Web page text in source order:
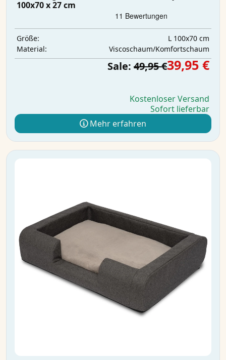
100x70 x 27 cm
Größe:
L 100x70 cm
Material:
Viscoschaum/Komfortschaum
Sale: 49,95 €39,95 €
Kostenloser Versand
Sofort lieferbar
Mehr erfahren